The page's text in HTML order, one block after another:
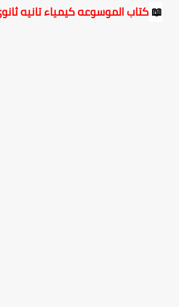
📖كتاب الموسوعه كيمياء تانيه ثانوي 2025 ترم ثاني